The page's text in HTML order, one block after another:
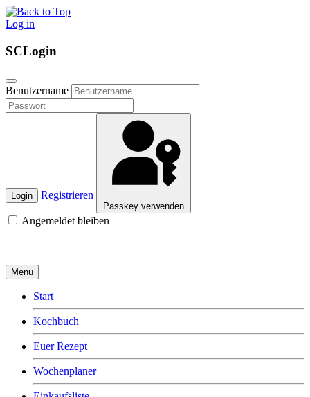
Log in
SCLogin
Benutzername
Login Registrieren
Passkey verwenden
Angemeldet bleiben
Menu
Start
Kochbuch
Euer Rezept
Wochenplaner